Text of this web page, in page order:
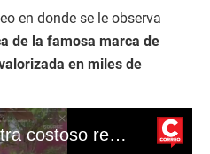
en donde se le observa
de la famosa marca de
en miles de
Sheyla Rojas muestra costoso regalo que le hizo su novio